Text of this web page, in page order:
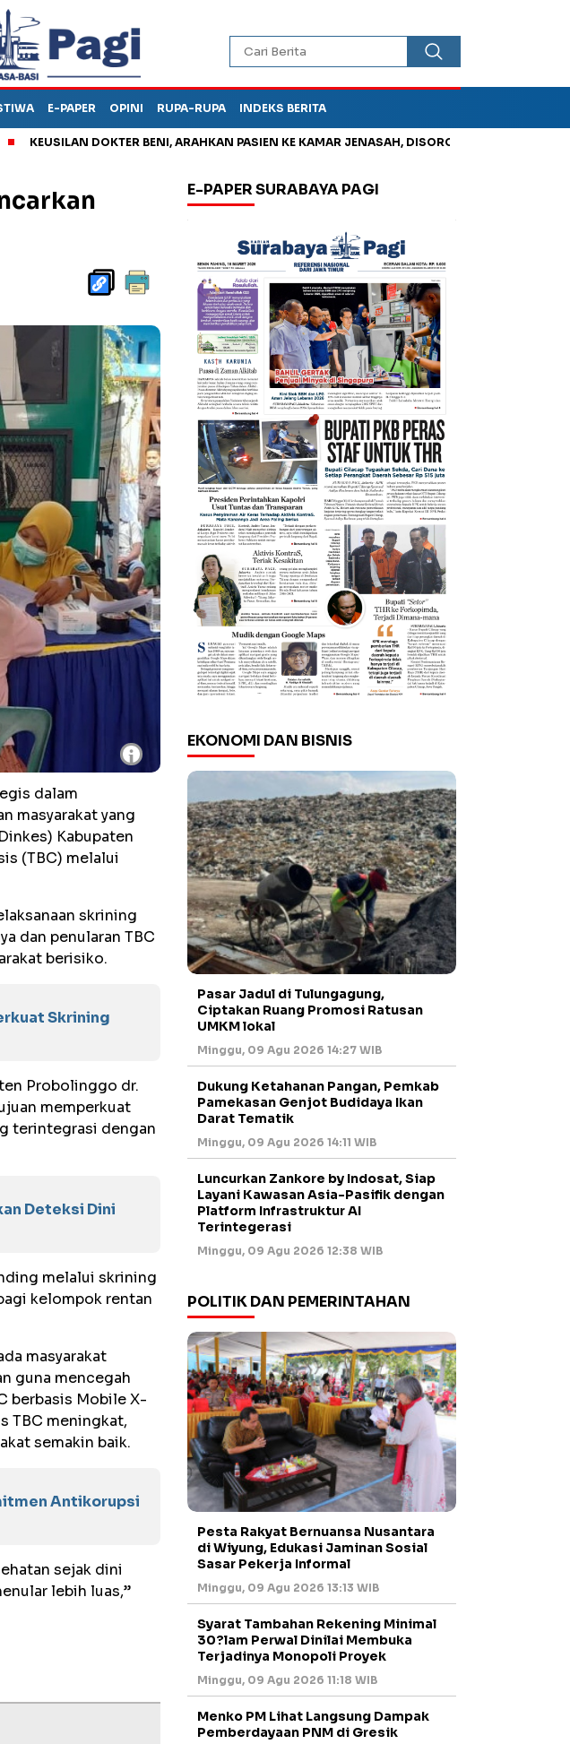
E-PAPER OPINI RUPA-RUPA INDEKS BERITA
DOKTER BENI, ARAHKAN PASIEN KE KAMAR JENASAH, DISOROT Kurangi Timbunan
i
dalam
masyarakat yang
Kabupaten
(TBC) melalui
skrining
dan penularan TBC
berisiko.
Skrining
Probolinggo dr.
memperkuat
terintegrasi dengan
Deteksi Dini
melalui skrining
kelompok rentan
masyarakat
guna mencegah
berbasis Mobile X-
TBC meningkat,
semakin baik.
Antikorupsi
sejak dini
lebih luas,”
E-PAPER SURABAYA PAGI
EKONOMI DAN BISNIS
Pasar Jadul di Tulungagung,
Ciptakan Ruang Promosi Ratusan
UMKM lokal
Minggu, 09 Agu 2026 14:27 WIB
Dukung Ketahanan Pangan, Pemkab
Pamekasan Genjot Budidaya Ikan
Darat Tematik
Minggu, 09 Agu 2026 14:11 WIB
Luncurkan Zankore by Indosat, Siap
Layani Kawasan Asia-Pasifik dengan
Platform Infrastruktur AI
Terintegerasi
Minggu, 09 Agu 2026 12:38 WIB
POLITIK DAN PEMERINTAHAN
Pesta Rakyat Bernuansa Nusantara
di Wiyung, Edukasi Jaminan Sosial
Sasar Pekerja Informal
Minggu, 09 Agu 2026 13:13 WIB
Syarat Tambahan Rekening Minimal
30?lam Perwal Dinilai Membuka
Terjadinya Monopoli Proyek
Minggu, 09 Agu 2026 11:18 WIB
Menko PM Lihat Langsung Dampak
Pemberdayaan PNM di Gresik